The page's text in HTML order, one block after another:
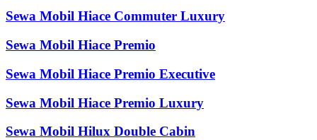
Sewa Mobil Hiace Commuter Luxury
Sewa Mobil Hiace Premio
Sewa Mobil Hiace Premio Executive
Sewa Mobil Hiace Premio Luxury
Sewa Mobil Hilux Double Cabin